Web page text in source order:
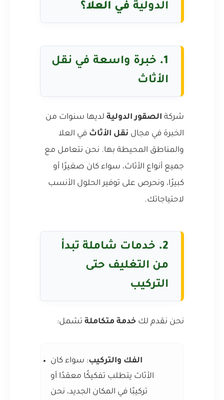
الدولية في العلا؟
1.
خبرة واسعة في نقل
الأثاث
شركة الصقور الدولية لديها سنوات من
الخبرة في مجال نقل الأثاث في العلا
والمناطق المحيطة بها. نحن نتعامل مع
جميع أنواع الأثاث، سواء كان صغيرًا أو
كبيرًا، ونحرص على توفير الحلول الأنسب
لاحتياجاتك.
2.
خدمات شاملة تبدأ
من التغليف حتى
التركيب
نحن نقدم لك خدمة متكاملة تشمل:
الفك والتركيب: سواء كان
الأثاث يتطلب تفكيكًا معقدًا أو
تركيبًا في المكان الجديد، نحن